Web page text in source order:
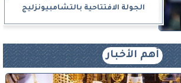
الجولة الافتتاحية بالتشامبيونزليج
أهم الأخبار